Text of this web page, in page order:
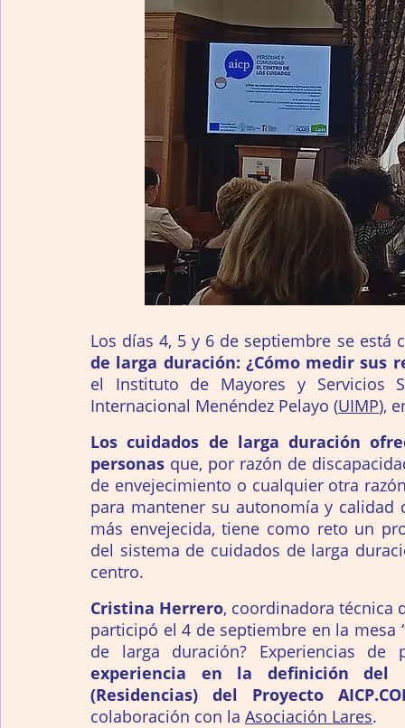
Los días 4, 5 y 6 de septiembre se está
de larga duración: ¿Cómo medir sus
el Instituto de Mayores y Servicios
Internacional Menéndez Pelayo (UIMP),
Los cuidados de larga duración
personas que, por razón de
de envejecimiento o cualquier otra
para mantener su autonomía y calidad
más envejecida, tiene como reto un
del sistema de cuidados de larga
centro.
Cristina Herrero, coordinadora técnica
participó el 4 de septiembre en la mesa
de larga duración? Experiencias de
experiencia en la definición del
(Residencias) del Proyecto
colaboración con la Asociación Lares.